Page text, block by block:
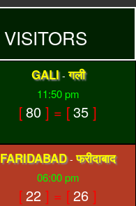
VISITORS
GALI - गली
11:50 pm
[80 ] = [35 ]
FARIDABAD - फरीदाबाद
06:00 pm
[22 ] = [26 ]